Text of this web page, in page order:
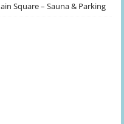
Square – Sauna & Parking